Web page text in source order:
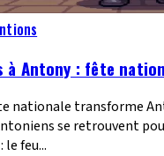
à Antony : fête
nationale transforme
se retrouvent
feu...